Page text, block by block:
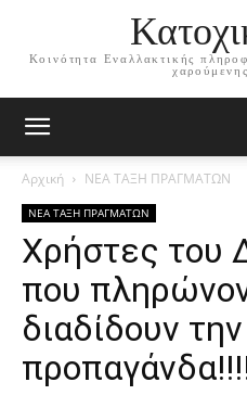
Κοινότητα Εναλλακτικής
Αρχική ΝΕΑ ΤΑΞΗ ΠΡΑΓΜΑΤΩΝ
ΝΕΑ ΤΑΞΗ ΠΡΑΓΜΑΤΩΝ
Χρήστες του
που
διαδίδουν